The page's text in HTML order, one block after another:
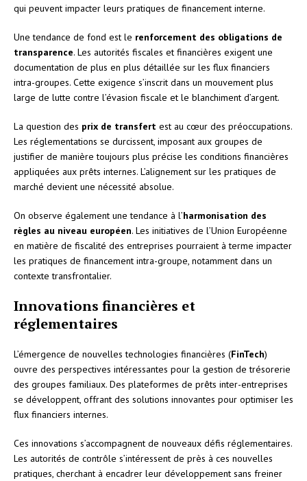
qui peuvent impacter leurs pratiques de financement interne.
Une tendance de fond est le renforcement des obligations de
transparence. Les autorités fiscales et financières exigent une
documentation de plus en plus détaillée sur les flux financiers
intra-groupes. Cette exigence s’inscrit dans un mouvement plus
large de lutte contre l’évasion fiscale et le blanchiment d’argent.
La question des prix de transfert est au cœur des préoccupations.
Les réglementations se durcissent, imposant aux groupes de
justifier de manière toujours plus précise les conditions financières
appliquées aux prêts internes. L’alignement sur les pratiques de
marché devient une nécessité absolue.
On observe également une tendance à l’harmonisation des
règles au niveau européen. Les initiatives de l’Union Européenne
en matière de fiscalité des entreprises pourraient à terme impacter
les pratiques de financement intra-groupe, notamment dans un
contexte transfrontalier.
Innovations financières et
réglementaires
L’émergence de nouvelles technologies financières (FinTech)
ouvre des perspectives intéressantes pour la gestion de trésorerie
des groupes familiaux. Des plateformes de prêts inter-entreprises
se développent, offrant des solutions innovantes pour optimiser les
flux financiers internes.
Ces innovations s’accompagnent de nouveaux défis réglementaires.
Les autorités de contrôle s’intéressent de près à ces nouvelles
pratiques, cherchant à encadrer leur développement sans freiner